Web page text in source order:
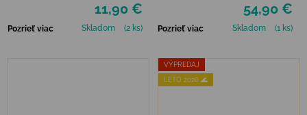
11,90 €
Pozrieť viac Skladom (2 ks)
RESIN CASTING CONCH
54,90 €
Pozrieť viac Skladom (1 ks)
VÝPREDAJ
LETO 2026 🌊